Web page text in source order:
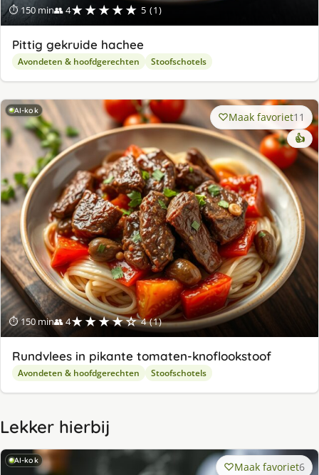
⏱ 150 min👥 4★★★★★ 5 (1)
Pittig gekruide hachee
Avondeten & hoofdgerechten Stoofschotels
AI-kok
⏱ 150 min👥 4★★★★☆ 4 (1)
Maak favoriet11
👍
Rundvlees in pikante tomaten-knoflookstoof
Avondeten & hoofdgerechten Stoofschotels
Lekker hierbij
AI-kok Maak favoriet6